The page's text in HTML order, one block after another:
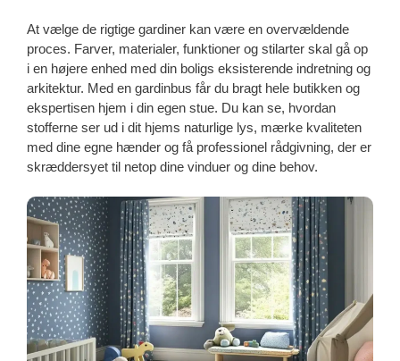
At vælge de rigtige gardiner kan være en overvældende
proces. Farver, materialer, funktioner og stilarter skal gå op
i en højere enhed med din boligs eksisterende indretning og
arkitektur. Med en gardinbus får du bragt hele butikken og
ekspertisen hjem i din egen stue. Du kan se, hvordan
stofferne ser ud i dit hjems naturlige lys, mærke kvaliteten
med dine egne hænder og få professionel rådgivning, der er
skræddersyet til netop dine vinduer og dine behov.